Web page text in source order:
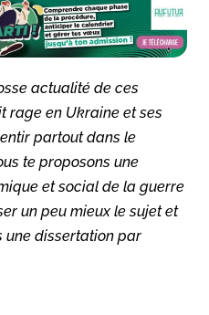
actualité de ces
rage en Ukraine et ses
partout dans le
te proposons une
et social de la guerre
un peu mieux le sujet et
une dissertation par